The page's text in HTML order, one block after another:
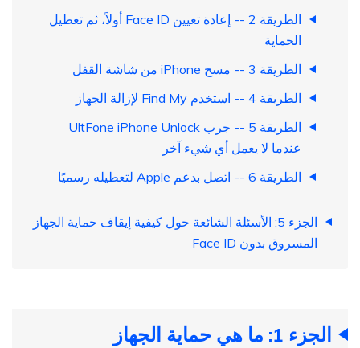
الطريقة 2 -- إعادة تعيين Face ID أولاً، ثم تعطيل
الحماية
الطريقة 3 -- مسح iPhone من شاشة القفل
الطريقة 4 -- استخدم Find My لإزالة الجهاز
الطريقة 5 -- جرب UltFone iPhone Unlock
عندما لا يعمل أي شيء آخر
الطريقة 6 -- اتصل بدعم Apple لتعطيله رسميًا
الجزء 5: الأسئلة الشائعة حول كيفية إيقاف حماية الجهاز
المسروق بدون Face ID
الجزء 1: ما هي حماية الجهاز